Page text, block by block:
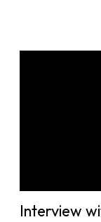
Interview